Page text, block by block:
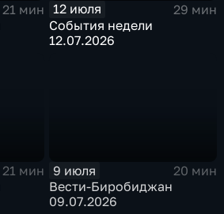
21 мин
12 июля
29 мин
События недели
12.07.2026
21 мин
9 июля
20 мин
Вести-Биробиджан
09.07.2026